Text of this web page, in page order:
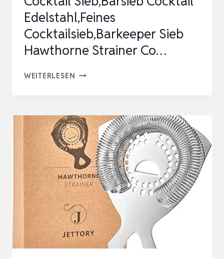
Edelstahl,Feines
Cocktailsieb,Barkeeper Sieb
Hawthorne Strainer Co…
WEITERLESEN COCKTAIL
EDELSTAHL,FEINES
COCKTAILSIEB,BARKEEPER
SIEB
HAWTHORNE
STRAINER
CO…